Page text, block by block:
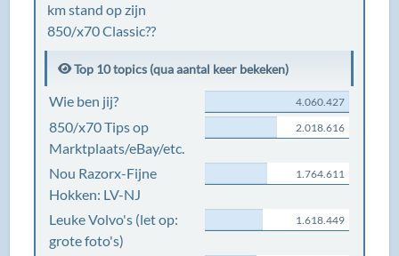
km stand op zijn
850/x70 Classic??
Top 10 topics (qua aantal keer bekeken)
Wie ben jij? 4.060.427
850/x70 Tips op
Marktplaats/eBay/etc.
2.018.616
Nou Razorx-Fijne
Hokken: LV-NJ
1.764.611
Leuke Volvo's (let op:
grote foto's)
1.618.449